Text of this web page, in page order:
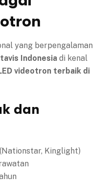
yang berpengalaman
Indonesia di kenal
videotron terbaik di
dan
Kinglight)